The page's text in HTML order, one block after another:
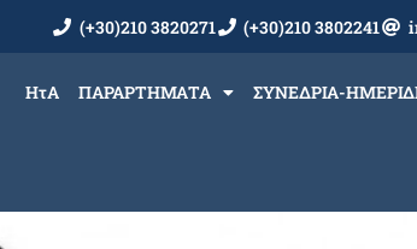
(+30)210 3820271 (+30)210 3802241
ΗτΑ ΠΑΡΑΡΤΗΜΑΤΑ ΣΥΝΕΔΡΙΑ-